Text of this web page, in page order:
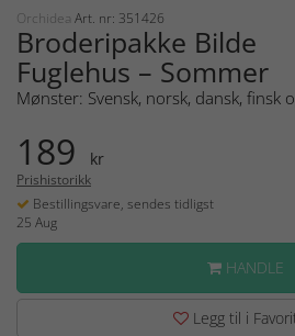
Orchidea Art. nr: 351426
Broderipakke Bilde
Fuglehus – Sommer
Mønster: Svensk, norsk, dansk, finsk
189 kr
Prishistorikk
Bestillingsvare, sendes tidligst
25 Aug
HANDLE
Legg til i